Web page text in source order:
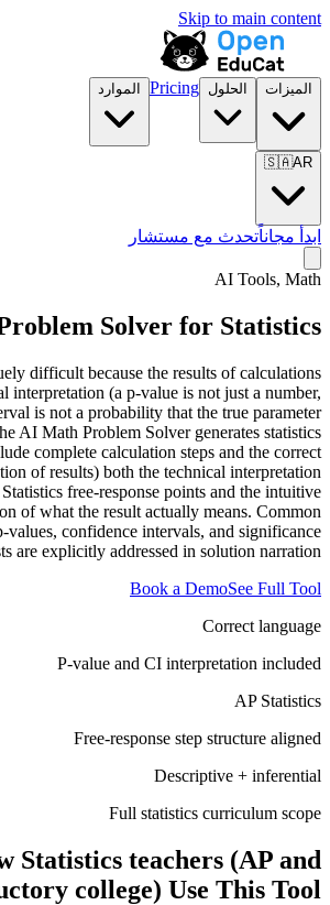
Skip to main content
الميزات الحلول Pricing الموارد
🇸🇦AR
ابدأ مجاناًتحدث مع مستشار
AI Tools, Math
Solver for Statistics
difficult because the results of calculations
interpretation (a p-value is not just a number,
is not a probability that the true parameter
AI Math Problem Solver generates statistics
complete calculation steps and the correct
of results) both the technical interpretation
free-response points and the intuitive
of what the result actually means. Common
values, confidence intervals, and significance
are explicitly addressed in solution narration.
Book a DemoSee Full Tool
Correct language
P-value and CI interpretation included
AP Statistics
Free-response step structure aligned
Descriptive + inferential
Full statistics curriculum scope
Statistics teachers (AP and
college) Use This Tool